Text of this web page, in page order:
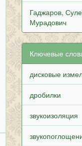
Гаджаров,
Мурадович
Ключевые
дисковые
дробилки
звукоизоляция